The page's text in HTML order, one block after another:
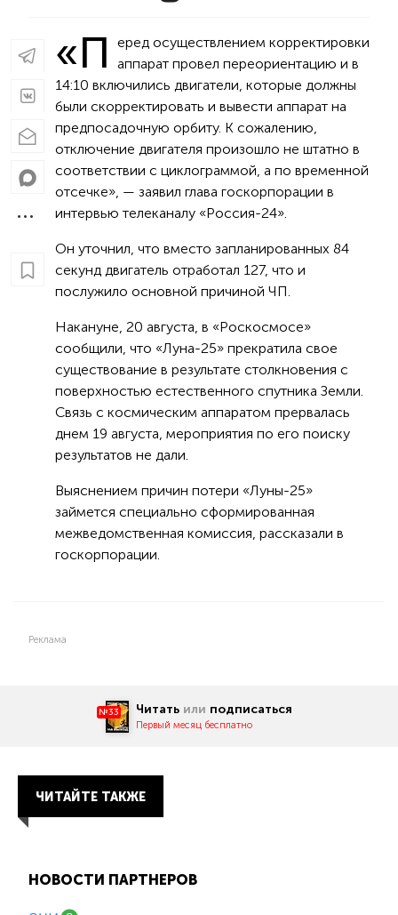
«П
еред осуществлением корректировки
аппарат провел переориентацию и в
14:10 включились двигатели, которые должны
были скорректировать и вывести аппарат на
предпосадочную орбиту. К сожалению,
отключение двигателя произошло не штатно в
соответствии с циклограммой, а по временной
отсечке», — заявил глава госкорпорации в
интервью телеканалу «Россия-24».
Он уточнил, что вместо запланированных 84
секунд двигатель отработал 127, что и
послужило основной причиной ЧП.
Накануне, 20 августа, в «Роскосмосе»
сообщили, что «Луна-25» прекратила свое
существование в результате столкновения с
поверхностью естественного спутника Земли.
Связь с космическим аппаратом прервалась
днем 19 августа, мероприятия по его поиску
результатов не дали.
Выяснением причин потери «Луны-25»
займется специально сформированная
межведомственная комиссия, рассказали в
госкорпорации.
Реклама
№33 Читать или подписаться
Первый месяц бесплатно
ЧИТАЙТЕ ТАКЖЕ
НОВОСТИ ПАРТНЕРОВ